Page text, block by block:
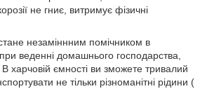
не гниє, витримує фізичні
незаміннним помічником в
веденні домашнього господарства,
В харчовій ємності ви зможете тривалий
не тільки різноманітні рідини (